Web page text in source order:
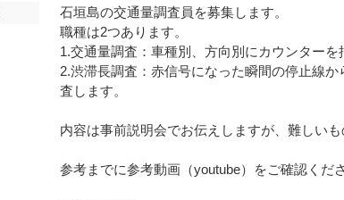
石垣島の交通量調査員を募集します。
職種は2つあります。
1.交通量調査：車種別、方向別にカウンターを
2.渋滞長調査：赤信号になった瞬間の停止線
査します。
内容は事前説明会でお伝えしますが、難しいも
参考までに参考動画（youtube）をご確認くださ